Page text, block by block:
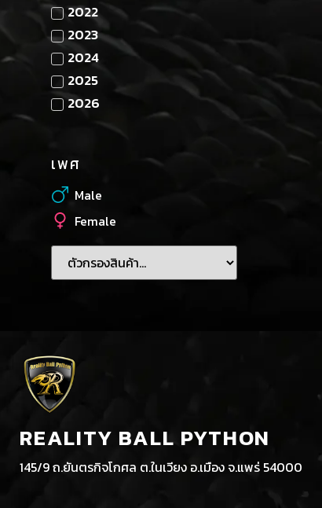
2022
2023
2024
2025
2026
เพศ
Male
Female
REALITY BALL PYTHON
145/9 ถ.ยันตรกิจโกศล ต.ในเวียง อ.เมือง จ.แพร่ 54000